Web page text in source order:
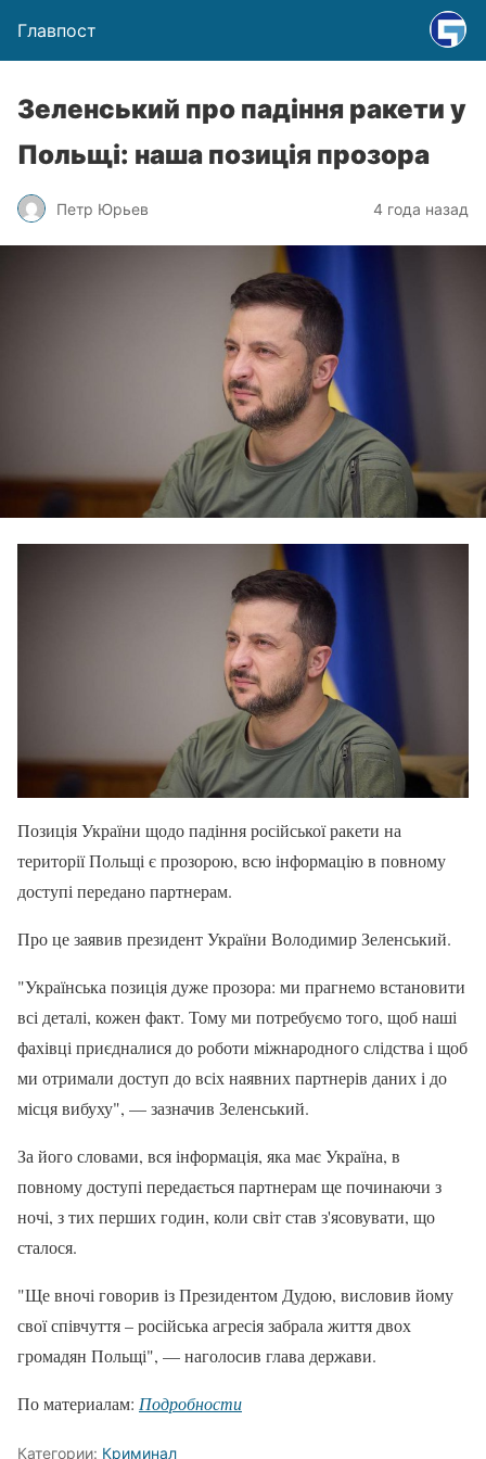
Главпост
Зеленський про падіння ракети у
Польщі: наша позиція прозора
Петр Юрьев 4 года назад
Позиція України щодо падіння російської ракети на
території Польщі є прозорою, всю інформацію в повному
доступі передано партнерам.
Про це заявив президент України Володимир Зеленський.
"Українська позиція дуже прозора: ми прагнемо встановити
всі деталі, кожен факт. Тому ми потребуємо того, щоб наші
фахівці приєдналися до роботи міжнародного слідства і щоб
ми отримали доступ до всіх наявних партнерів даних і до
місця вибуху", — зазначив Зеленський.
За його словами, вся інформація, яка має Україна, в
повному доступі передається партнерам ще починаючи з
ночі, з тих перших годин, коли світ став з'ясовувати, що
сталося.
"Ще вночі говорив із Президентом Дудою, висловив йому
свої співчуття – російська агресія забрала життя двох
громадян Польщі", — наголосив глава держави.
По материалам: Подробности
Категории: Криминал